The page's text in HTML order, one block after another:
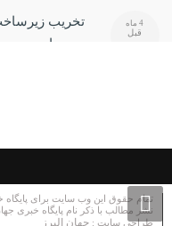
تخریب
مردم است
4 ماه
قبل
تمام حقوق این وب سایت برای
نشر مطالب با ذکر نام پایگاه خبری
طراحی سایت : جهان البرز